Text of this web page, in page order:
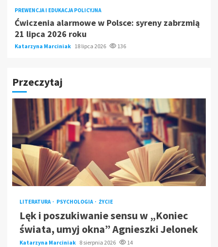
PREWENCJA I EDUKACJA POLICYJNA
Ćwiczenia alarmowe w Polsce: syreny zabrzmią
21 lipca 2026 roku
Katarzyna Marciniak 18 lipca 2026 136
Przeczytaj
LITERATURA PSYCHOLOGIA ŻYCIE
Lęk i poszukiwanie sensu w „Koniec
świata, umyj okna” Agnieszki Jelonek
Katarzyna Marciniak 8 sierpnia 2026 14